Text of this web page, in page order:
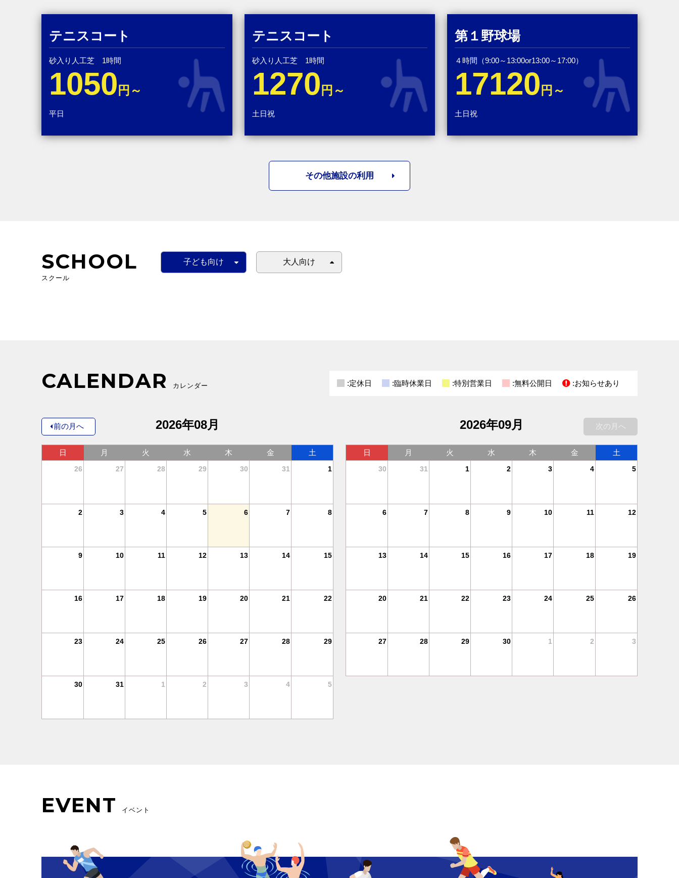
テニスコート
砂入り人工芝 1時間
1050 円～
平日
テニスコート
砂入り人工芝 1時間
1270 円～
土日祝
第１野球場
４時間（9:00～13:00or13:00～17:00）
17120 円～
土日祝
その他施設の利用
SCHOOL
スクール
子ども向け 大人向け
CALENDAR カレンダー :定休日 :臨時休業日 :特別営業日 :無料公開日 :お知らせあり
前の月へ 2026年08月
日 月 火 水 木 金 土
26 27 28 29 30 31 1
2 3 4 5 6 7 8
9 10 11 12 13 14 15
16 17 18 19 20 21 22
23 24 25 26 27 28 29
30 31 1 2 3 4 5
2026年09月
日 月 火 水 木 金 土
30 31 1 2 3 4 5
6 7 8 9 10 11 12
13 14 15 16 17 18 19
20 21 22 23 24 25 26
27 28 29 30 1 2 3
次の月へ
EVENT イベント